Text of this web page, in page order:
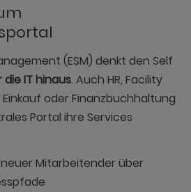
(ESM) denkt den Self
die IT hinaus. Auch HR, Facility
oder Finanzbuchhaltung
Portal ihre Services
neuer Mitarbeitender über